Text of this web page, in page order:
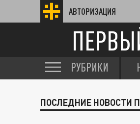
АВТОРИЗАЦИЯ
РУБРИКИ
ПОСЛЕДНИЕ НОВОСТИ